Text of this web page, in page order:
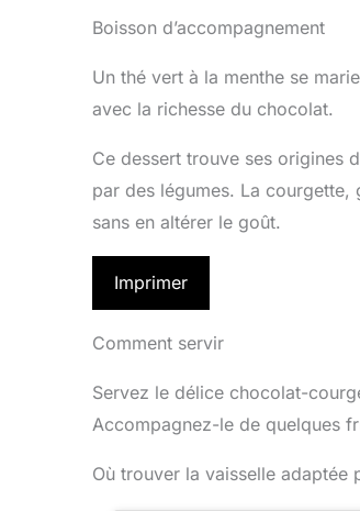
Boisson d’accompagnement
Un thé vert à la menthe se
avec la richesse du chocolat.
Ce dessert trouve ses origines
par des légumes. La courgette,
sans en altérer le goût.
Imprimer
Comment servir
Servez le délice chocolat-
Accompagnez-le de quelques
Où trouver la vaisselle adaptée